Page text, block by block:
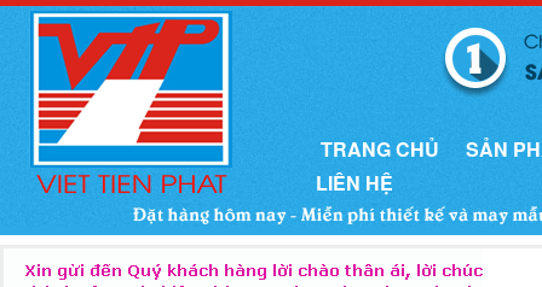
TRANG CHỦ
SẢN
LIÊN HỆ